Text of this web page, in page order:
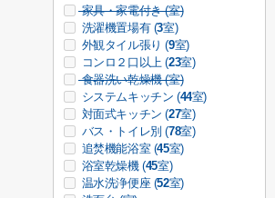
家具・家電付き (室)
洗濯機置場有 (3室)
外観タイル張り (9室)
コンロ２口以上 (23室)
食器洗い乾燥機 (室)
システムキッチン (44室)
対面式キッチン (27室)
バス・トイレ別 (78室)
追焚機能浴室 (45室)
浴室乾燥機 (45室)
温水洗浄便座 (52室)